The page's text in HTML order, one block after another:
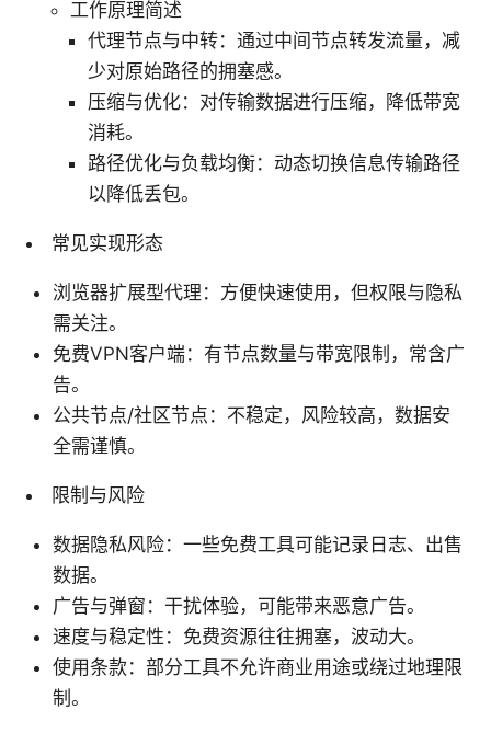
工作原理简述
代理节点与中转：通过中间节点转发流量，减
少对原始路径的拥塞感。
压缩与优化：对传输数据进行压缩，降低带宽
消耗。
路径优化与负载均衡：动态切换信息传输路径
以降低丢包。
常见实现形态
浏览器扩展型代理：方便快速使用，但权限与隐私
需关注。
免费VPN客户端：有节点数量与带宽限制，常含广
告。
公共节点/社区节点：不稳定，风险较高，数据安
全需谨慎。
限制与风险
数据隐私风险：一些免费工具可能记录日志、出售
数据。
广告与弹窗：干扰体验，可能带来恶意广告。
速度与稳定性：免费资源往往拥塞，波动大。
使用条款：部分工具不允许商业用途或绕过地理限
制。